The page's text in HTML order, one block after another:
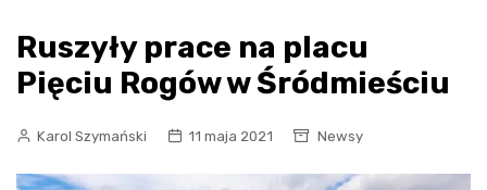
Ruszyły prace na placu
Pięciu Rogów w Śródmieściu
Karol Szymański 11 maja 2021 Newsy